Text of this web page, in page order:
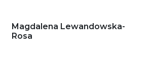
Magdalena Lewandowska-
Rosa